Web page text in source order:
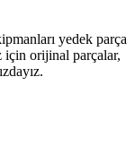
yedek parça
için orijinal parçalar,